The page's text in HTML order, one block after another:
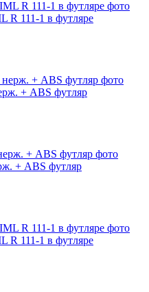
R 111-1 в футляре
+ ABS футляр
+ ABS футляр
R 111-1 в футляре